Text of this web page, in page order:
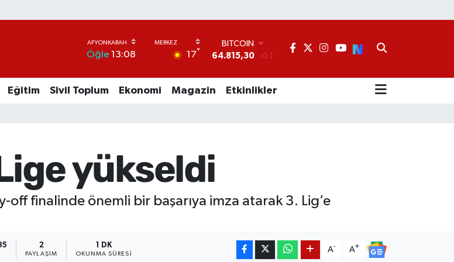
Öğle 13:08 17°
64.815,30 -0.1
DOLAR
55,2510
0.32
Eğitim Sivil Toplum Ekonomi Magazin Etkinlikler
yükseldi
finalinde önemli bir başarıya imza atarak 3. Lig’e
2
PAYLAŞIM
1 DK
OKUNMA SÜRESI
A- A+